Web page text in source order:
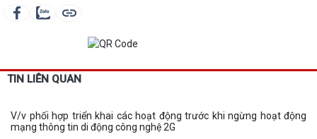
TIN LIÊN QUAN
V/v phối hợp triển khai các hoạt động trước khi ngừng hoạt động
mạng thông tin di động công nghệ 2G